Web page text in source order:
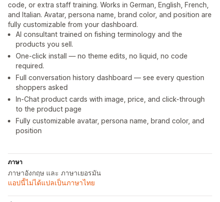
code, or extra staff training. Works in German, English, French,
and Italian. Avatar, persona name, brand color, and position are
fully customizable from your dashboard.
AI consultant trained on fishing terminology and the
products you sell.
One-click install — no theme edits, no liquid, no code
required.
Full conversation history dashboard — see every question
shoppers asked
In-Chat product cards with image, price, and click-through
to the product page
Fully customizable avatar, persona name, brand color, and
position
ภาษา
ภาษาอังกฤษ และ ภาษาเยอรมัน
แอปนี้ไม่ได้แปลเป็นภาษาไทย